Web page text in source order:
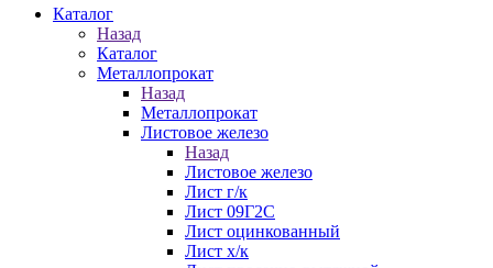
Каталог
Назад
Каталог
Металлопрокат
Назад
Металлопрокат
Листовое железо
Назад
Листовое железо
Лист г/к
Лист 09Г2С
Лист оцинкованный
Лист х/к